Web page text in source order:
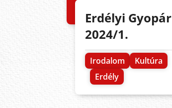
Erdélyi Gyopár
2024/1.
Irodalom
Kultúra
Erdély